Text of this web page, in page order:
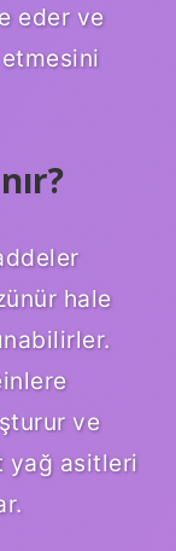
eder ve
hale
ve
yağ asitleri